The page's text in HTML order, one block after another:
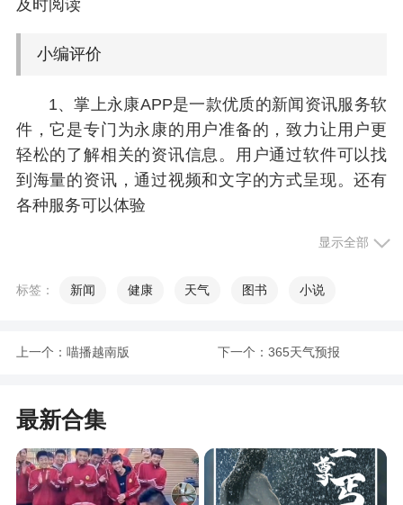
及时阅读
小编评价
1、掌上永康APP是一款优质的新闻资讯服务软
件，它是专门为永康的用户准备的，致力让用户更
轻松的了解相关的资讯信息。用户通过软件可以找
到海量的资讯，通过视频和文字的方式呈现。还有
各种服务可以体验
2、掌上永康是新闻类的资讯软件，为大家提供
不出户就能知道身边发生的大小事，还有很多的便
3、掌上永康是专为永康制作的融媒体移动平
活服务等等诸多功能内容
地资讯服务平台。让更多的用户在平台中了解最新
的本地新闻资讯。各种时事新闻第一时间推送到软
显示全部
标签： 新闻 健康 天气 图书 小说
上一个： 喵播越南版 下一个： 365天气预报
最新合集